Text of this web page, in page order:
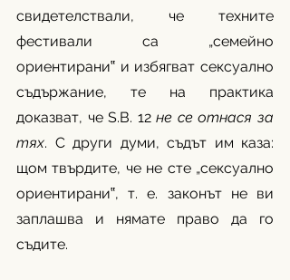
свидетелствали, че техните
фестивали са „семейно
ориентирани‟ и избягват сексуално
съдържание, те на практика
доказват, че S.B. 12 не се отнася за
тях. С други думи, съдът им каза:
щом твърдите, че не сте „сексуално
ориентирани‟, т. е. законът не ви
заплашва и нямате право да го
съдите.